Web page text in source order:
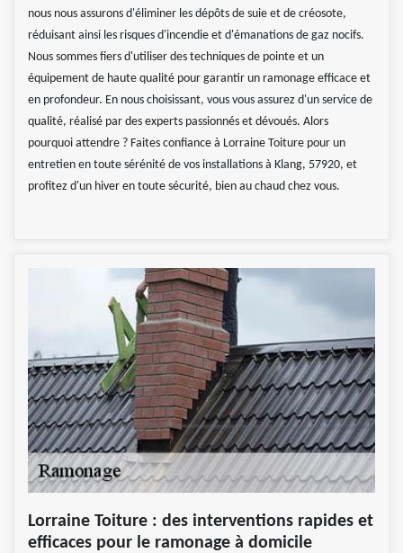
nous nous assurons d'éliminer les dépôts de suie et de créosote,
réduisant ainsi les risques d'incendie et d'émanations de gaz nocifs.
Nous sommes fiers d'utiliser des techniques de pointe et un
équipement de haute qualité pour garantir un ramonage efficace et
en profondeur. En nous choisissant, vous vous assurez d'un service de
qualité, réalisé par des experts passionnés et dévoués. Alors
pourquoi attendre ? Faites confiance à Lorraine Toiture pour un
entretien en toute sérénité de vos installations à Klang, 57920, et
profitez d'un hiver en toute sécurité, bien au chaud chez vous.
Lorraine Toiture : des interventions rapides et
efficaces pour le ramonage à domicile